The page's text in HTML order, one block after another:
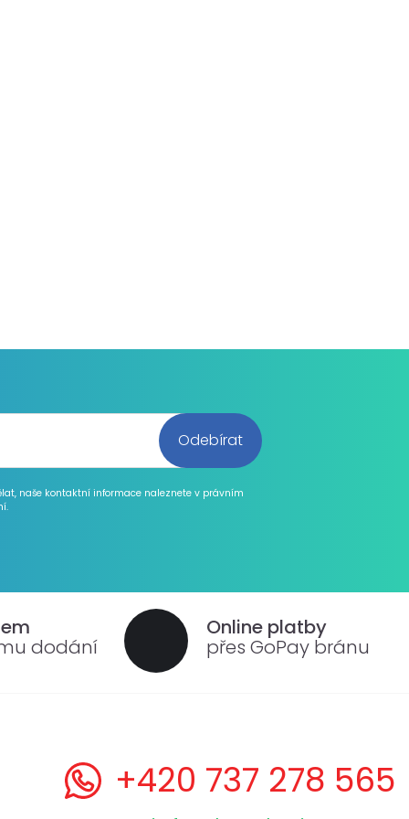
naše kontaktní informace naleznete v právním
dodání
Online platby
přes GoPay bránu
+420 737 278 565